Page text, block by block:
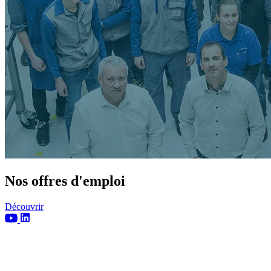
Nos offres d'emploi
Découvrir